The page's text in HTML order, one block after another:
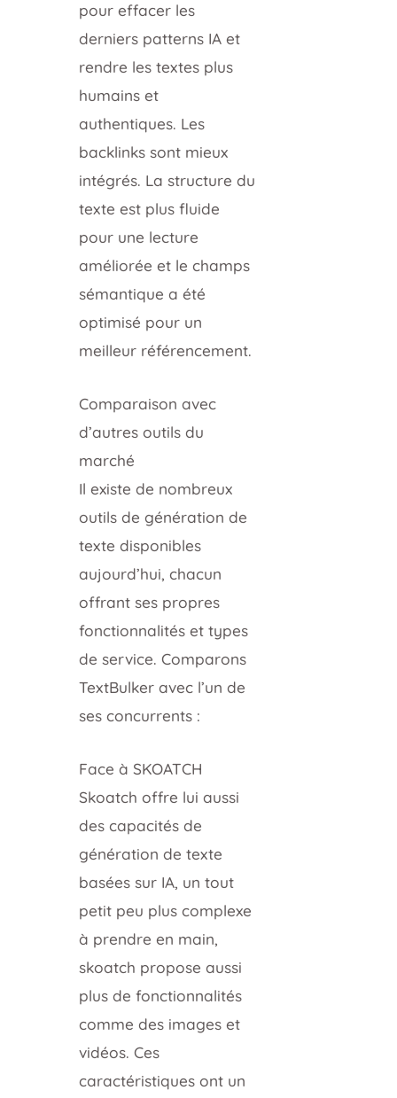
pour effacer les
derniers patterns IA et
rendre les textes plus
humains et
authentiques. Les
backlinks sont mieux
intégrés. La structure du
texte est plus fluide
pour une lecture
améliorée et le champs
sémantique a été
optimisé pour un
meilleur référencement.
Comparaison avec
d’autres outils du
marché
Il existe de nombreux
outils de génération de
texte disponibles
aujourd’hui, chacun
offrant ses propres
fonctionnalités et types
de service. Comparons
TextBulker avec l’un de
ses concurrents :
Face à SKOATCH
Skoatch offre lui aussi
des capacités de
génération de texte
basées sur IA, un tout
petit peu plus complexe
à prendre en main,
skoatch propose aussi
plus de fonctionnalités
comme des images et
vidéos. Ces
caractéristiques ont un